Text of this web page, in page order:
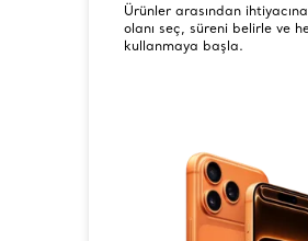
Ürünler arasından
olanı seç, süreni belirle ve
kullanmaya başla.